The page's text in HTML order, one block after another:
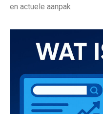
en actuele aanpak